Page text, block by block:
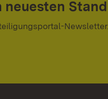
neuesten Stand
Newsletter.